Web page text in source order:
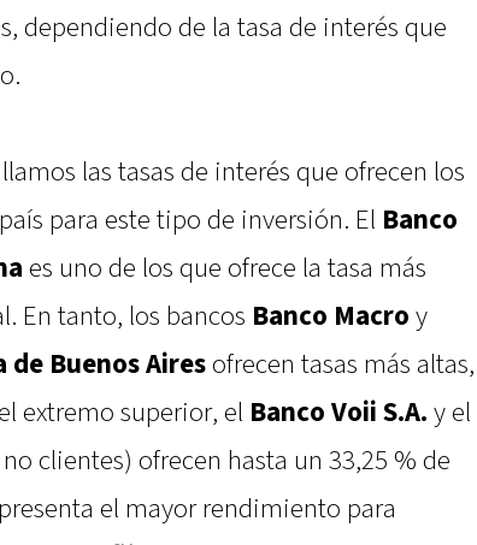
dependiendo de la tasa de interés que
las tasas de interés que ofrecen los
para este tipo de inversión. El Banco
es uno de los que ofrece la tasa más
En tanto, los bancos Banco Macro y
de Buenos Airesofrecen tasas más altas,
extremo superior, el Banco Voii S.A. y el
clientes) ofrecen hasta un 33,25 % de
el mayor rendimiento para